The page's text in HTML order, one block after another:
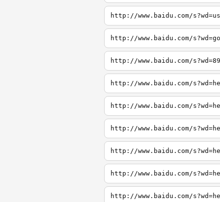
http://www.baidu.com/
http://www.baidu.com/
http://www.baidu.com/
http://www.baidu.com/
http://www.baidu.com/
http://www.baidu.com/
http://www.baidu.com/
http://www.baidu.com/
http://www.baidu.com/